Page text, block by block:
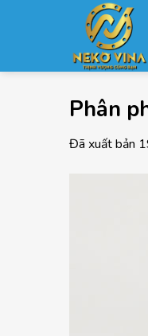
dung
Phân
Đã xuất bản